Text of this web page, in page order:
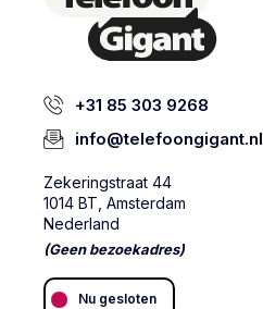
+31 85 303 9268
info@telefoongigant.nl
Zekeringstraat 44
1014 BT, Amsterdam
Nederland
(Geen bezoekadres)
Nu gesloten